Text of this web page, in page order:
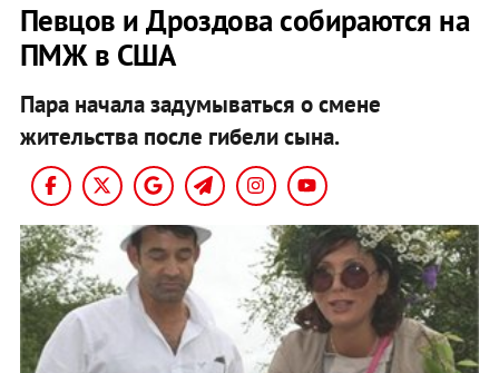
Певцов и Дроздова собираются на
ПМЖ в США
Пара начала задумываться о смене
жительства после гибели сына.